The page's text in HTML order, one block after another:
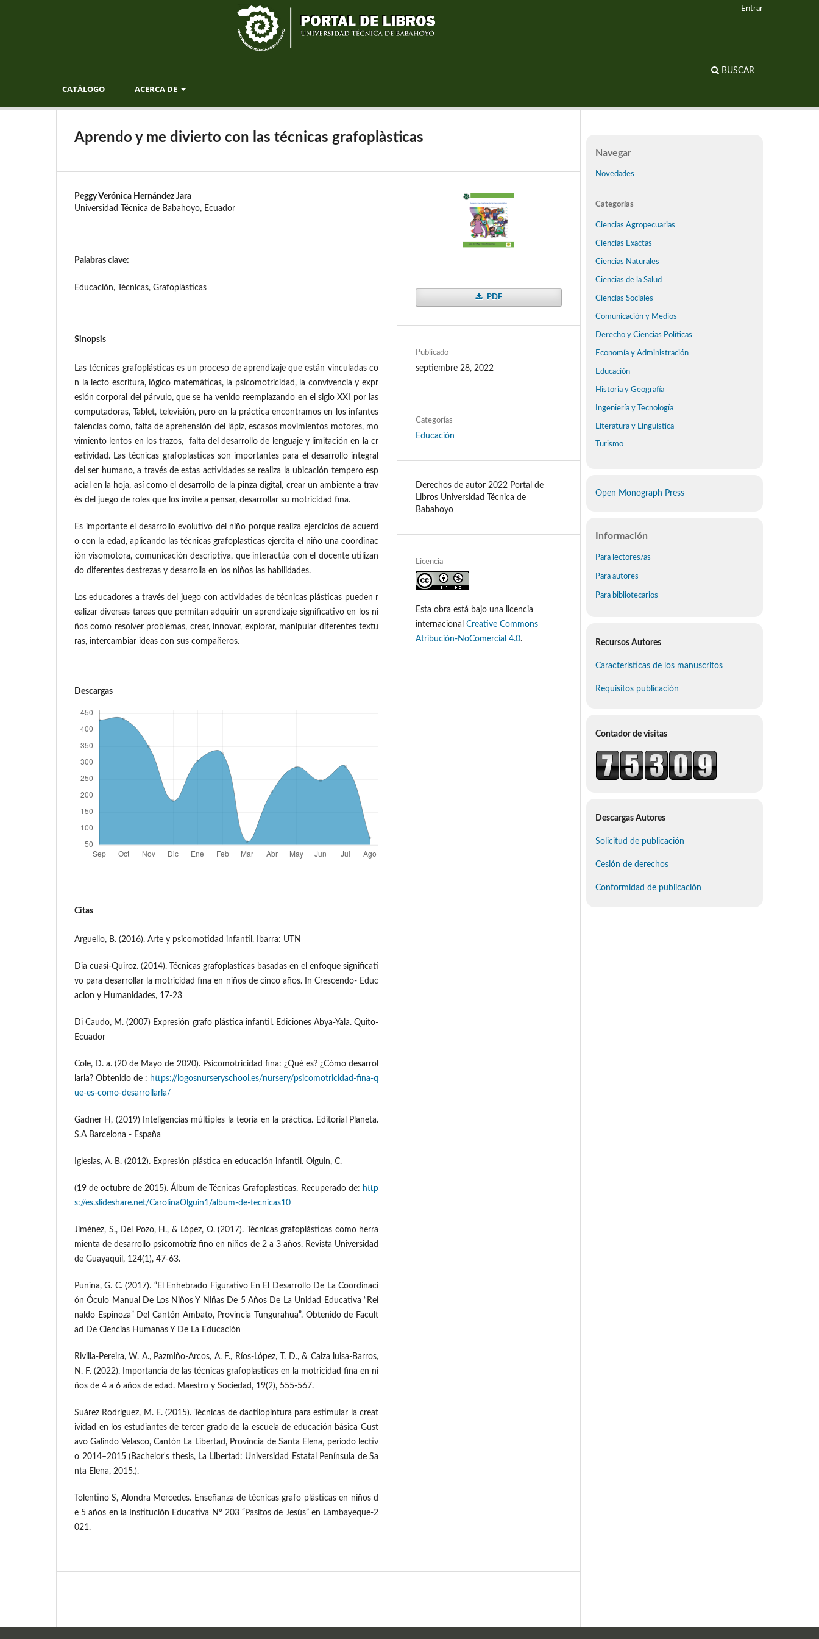
CATÁLOGO ACERCA DE
BUSCAR
Entrar
Aprendo y me divierto con las técnicas grafoplàsticas
Peggy Verónica Hernández Jara
Universidad Técnica de Babahoyo, Ecuador
Palabras clave:
Educación, Técnicas, Grafoplásticas
Sinopsis
Las técnicas grafoplásticas es un proceso de aprendizaje que están vinculadas co
n la lecto escritura, lógico matemáticas, la psicomotricidad, la convivencia y expr
esión corporal del párvulo, que se ha venido reemplazando en el siglo XXI por las
computadoras, Tablet, televisión, pero en la práctica encontramos en los infantes
falencias como, falta de aprehensión del lápiz, escasos movimientos motores, mo
vimiento lentos en los trazos, falta del desarrollo de lenguaje y limitación en la cr
eatividad. Las técnicas grafoplasticas son importantes para el desarrollo integral
del ser humano, a través de estas actividades se realiza la ubicación tempero esp
acial en la hoja, así como el desarrollo de la pinza digital, crear un ambiente a trav
és del juego de roles que los invite a pensar, desarrollar su motricidad fina.
Es importante el desarrollo evolutivo del niño porque realiza ejercicios de acuerd
o con la edad, aplicando las técnicas grafoplasticas ejercita el niño una coordinac
ión visomotora, comunicación descriptiva, que interactúa con el docente utilizan
do diferentes destrezas y desarrolla en los niños las habilidades.
Los educadores a través del juego con actividades de técnicas plásticas pueden r
ealizar diversas tareas que permitan adquirir un aprendizaje significativo en los ni
ños como resolver problemas, crear, innovar, explorar, manipular diferentes textu
ras, intercambiar ideas con sus compañeros.
Descargas
Citas
Arguello, B. (2016). Arte y psicomotidad infantil. Ibarra: UTN
Dia cuasi-Quiroz. (2014). Técnicas grafoplasticas basadas en el enfoque significati
vo para desarrollar la motricidad fina en niños de cinco años. In Crescendo- Educ
acion y Humanidades, 17-23
Di Caudo, M. (2007) Expresión grafo plástica infantil. Ediciones Abya-Yala. Quito-
Ecuador
Cole, D. a. (20 de Mayo de 2020). Psicomotricidad fina: ¿Qué es? ¿Cómo desarrol
larla? Obtenido de : https://logosnurseryschool.es/nursery/psicomotricidad-fina-q
ue-es-como-desarrollarla/
Gadner H, (2019) Inteligencias múltiples la teoría en la práctica. Editorial Planeta.
S.A Barcelona - España
Iglesias, A. B. (2012). Expresión plástica en educación infantil. Olguin, C.
(19 de octubre de 2015). Álbum de Técnicas Grafoplasticas. Recuperado de: http
s://es.slideshare.net/CarolinaOlguin1/album-de-tecnicas10
Jiménez, S., Del Pozo, H., & López, O. (2017). Técnicas grafoplásticas como herra
mienta de desarrollo psicomotriz fino en niños de 2 a 3 años. Revista Universidad
de Guayaquil, 124(1), 47-63.
Punina, G. C. (2017). “El Enhebrado Figurativo En El Desarrollo De La Coordinaci
ón Óculo Manual De Los Niños Y Niñas De 5 Años De La Unidad Educativa “Rei
naldo Espinoza” Del Cantón Ambato, Provincia Tungurahua”. Obtenido de Facult
ad De Ciencias Humanas Y De La Educación
Rivilla-Pereira, W. A., Pazmiño-Arcos, A. F., Ríos-López, T. D., & Caiza luisa-Barros,
N. F. (2022). Importancia de las técnicas grafoplasticas en la motricidad fina en ni
ños de 4 a 6 años de edad. Maestro y Sociedad, 19(2), 555-567.
Suárez Rodríguez, M. E. (2015). Técnicas de dactilopintura para estimular la creat
ividad en los estudiantes de tercer grado de la escuela de educación básica Gust
avo Galindo Velasco, Cantón La Libertad, Provincia de Santa Elena, periodo lectiv
o 2014–2015 (Bachelor's thesis, La Libertad: Universidad Estatal Península de Sa
nta Elena, 2015.).
Tolentino S, Alondra Mercedes. Enseñanza de técnicas grafo plásticas en niños d
e 5 años en la Institución Educativa N° 203 “Pasitos de Jesús” en Lambayeque-2
021.
PDF
Publicado
septiembre 28, 2022
Categorías
Educación
Derechos de autor 2022 Portal de
Libros Universidad Técnica de
Babahoyo
Licencia
Esta obra está bajo una licencia
internacional Creative Commons
Atribución-NoComercial 4.0.
Navegar
Novedades
Categorías
Ciencias Agropecuarias
Ciencias Exactas
Ciencias Naturales
Ciencias de la Salud
Ciencias Sociales
Comunicación y Medios
Derecho y Ciencias Políticas
Economía y Administración
Educación
Historia y Geografía
Ingeniería y Tecnología
Literatura y Lingüística
Turismo
Open Monograph Press
Información
Para lectores/as
Para autores
Para bibliotecarios
Recursos Autores
Características de los manuscritos
Requisitos publicación
Contador de visitas
Descargas Autores
Solicitud de publicación
Cesión de derechos
Conformidad de publicación